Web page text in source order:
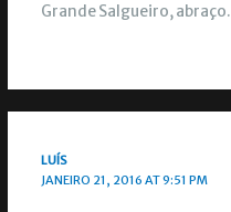
Grande Salgueiro, abraço.
LUÍS
JANEIRO 21, 2016 AT 9:51 PM